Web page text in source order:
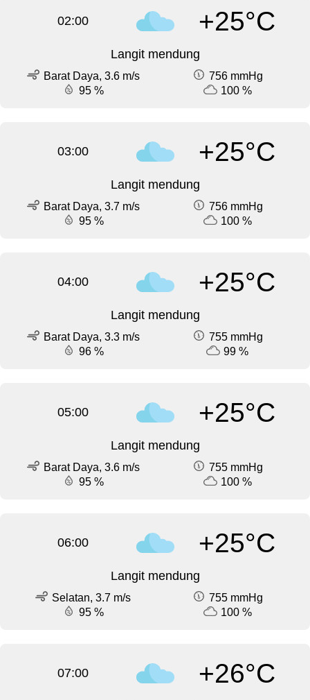
02:00 +25°C
Langit mendung
Barat Daya, 3.6 m/s
756 mmHg
95 %
100 %
03:00 +25°C
Langit mendung
Barat Daya, 3.7 m/s
756 mmHg
95 %
100 %
04:00 +25°C
Langit mendung
Barat Daya, 3.3 m/s
755 mmHg
96 %
99 %
05:00 +25°C
Langit mendung
Barat Daya, 3.6 m/s
755 mmHg
95 %
100 %
06:00 +25°C
Langit mendung
Selatan, 3.7 m/s
755 mmHg
95 %
100 %
07:00 +26°C